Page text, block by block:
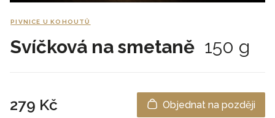
PIVNICE U KOHOUTŮ
Svíčková na smetaně 150 g
279 Kč Objednat na později